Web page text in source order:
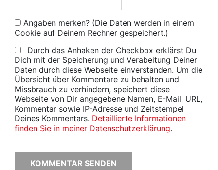
Angaben merken? (Die Daten werden in einem
Cookie auf Deinem Rechner gespeichert.)
Durch das Anhaken der Checkbox erklärst Du
Dich mit der Speicherung und Verabeitung Deiner
Daten durch diese Webseite einverstanden. Um die
Übersicht über Kommentare zu behalten und
Missbrauch zu verhindern, speichert diese
Webseite von Dir angegebene Namen, E-Mail, URL,
Kommentar sowie IP-Adresse und Zeitstempel
Deines Kommentars. Detaillierte Informationen
finden Sie in meiner Datenschutzerklärung.